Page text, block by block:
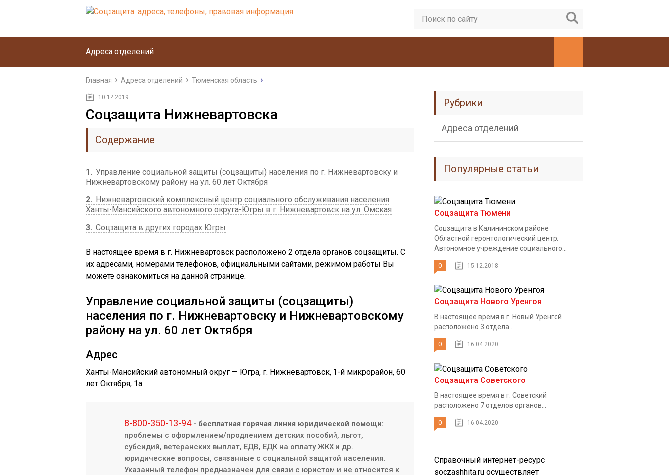
Адреса отделений
Главная Адреса отделений Тюменская область
10.12.2019
Соцзащита Нижневартовска
Содержание
1
Управление социальной защиты (соцзащиты) населения по г. Нижневартовску и
Нижневартовскому району на ул. ​60 лет Октября
2
Нижневартовский комплексный центр социального обслуживания населения
Ханты-Мансийского автономного округа-Югры в г. Нижневартовск на ул. Омская
3 Соцзащита в других городах Югры
В настоящее время в г. Нижневартовск расположено 2 отдела органов соцзащиты. С
их адресами, номерами телефонов, официальными сайтами, режимом работы Вы
можете ознакомиться на данной странице.
Управление социальной защиты (соцзащиты)
населения по г. Нижневартовску и Нижневартовскому
району на ул. ​60 лет Октября
Адрес
Ханты-Мансийский автономный округ — Югра, г. Нижневартовск, 1-й микрорайон, ​60
лет Октября, 1а
8-800-350-13-94- бесплатная горячая линия юридической помощи:
проблемы с оформлением/продлением детских пособий, льгот,
субсидий, ветеранских выплат, ЕДВ, ЕДК на оплату ЖКХ и др.
юридические вопросы, связанные с социальной защитой населения.
Указанный телефон предназначен для связи с юристом и не относится к
Рубрики
Адреса отделений
Популярные статьи
Соцзащита Тюмени
Соцзащита в Калининском районе
Областной геронтологический центр.
Автономное учреждение социального...
0 15.12.2018
Соцзащита Нового Уренгоя
В настоящее время в г. Новый Уренгой
расположено 3 отдела...
0 16.04.2020
Соцзащита Советского
В настоящее время в г. Советский
расположено 7 отделов органов...
0 16.04.2020
Справочный интернет-ресурс
soczashhita.ru осуществляет